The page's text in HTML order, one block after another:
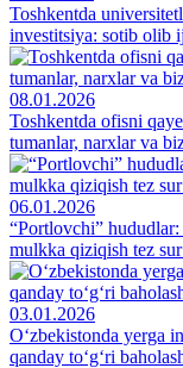
Toshkentda
investitsiya: sotib olib
08.01.2026
Toshkentda ofisni
tumanlar, narxlar va
06.01.2026
“Portlovchi”
mulkka qiziqish tez
03.01.2026
O‘zbekistonda yerga
qanday to‘g‘ri